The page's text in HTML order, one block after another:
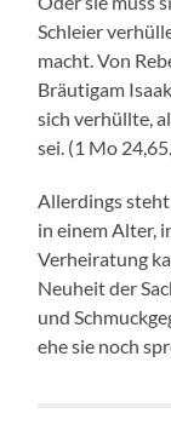
Schleier
macht. Von
Bräutigam
sich verhüllte,
sei. (1 Mo
Allerdings
in einem Alter,
Verheiratung
Neuheit der
und
ehe sie noch